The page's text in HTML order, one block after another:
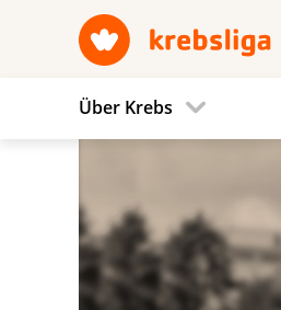
Über Krebs